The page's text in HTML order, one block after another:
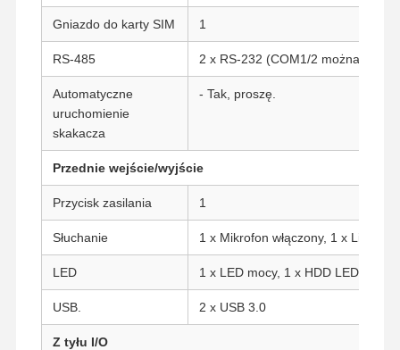
Dom O Nas
Wycieczka
Po Fabryce
Gniazdo do karty SIM 1
RS-485 2 x RS-232 (COM1/2 można
Automatyczne
uruchomienie
skakacza
- Tak, proszę.
Przednie wejście/wyjście
Przycisk zasilania 1
Słuchanie 1 x Mikrofon włączony, 1 x Linia
LED 1 x LED mocy, 1 x HDD LED
USB. 2 x USB 3.0
Z tyłu I/O